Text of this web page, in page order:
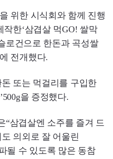
위한 시식회와 함께 진행
한‘삼겹살 먹GO! 쌀막
로건으로 한돈과 곡성쌀
전개했다.
또는 먹걸리를 구입한
을 증정했다.
“삼겹살엔 소주를 즐겨 드
의외로 잘 어울린
될 수 있도록 많은 동참